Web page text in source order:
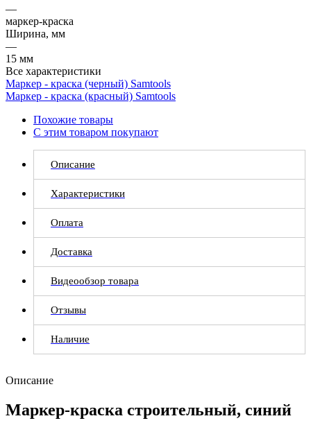
—
маркер-краска
Ширина, мм
—
15 мм
Все характеристики
Маркер - краска (черный) Samtools
Маркер - краска (красный) Samtools
Похожие товары
С этим товаром покупают
Описание
Характеристики
Оплата
Доставка
Видеообзор товара
Отзывы
Наличие
Описание
Маркер-краска строительный, синий